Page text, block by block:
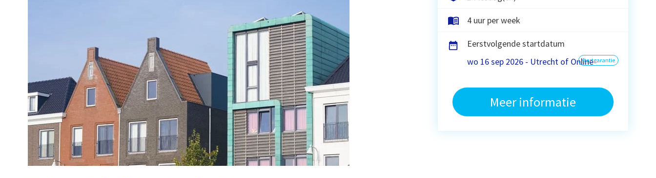
4 uur per week
Eerstvolgende startdatum
wo 16 sep 2026 - Utrecht of Onlinestartgarantie
Meer informatie